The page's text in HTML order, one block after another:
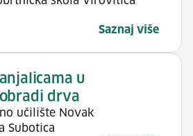
Saznaj više
u
drva
učilište Novak
Subotica